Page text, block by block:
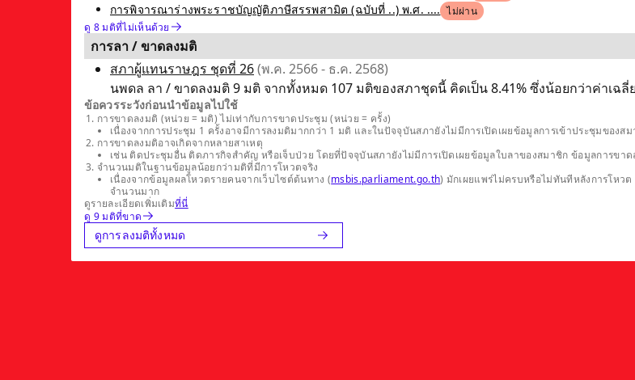
การพิจารณาร่างพระราชบัญญัติภาษีสรรพสามิต (ฉบับที่ ..) พ.ศ. .... ไม่ผ่าน
ดู 8 มติที่ไม่เห็นด้วย
การลา / ขาดลงมติ
สภาผู้แทนราษฎร ชุดที่ 26(พ.ค. 2566 - ธ.ค. 2568)
นพดล ลา / ขาดลงมติ 9 มติ จากทั้งหมด 107 มติของสภาชุดนี้ คิดเป็น 8.41% ซึ่งน้อยกว่าค่าเฉลี่
ข้อควรระวังก่อนนำข้อมูลไปใช้
การขาดลงมติ (หน่วย = มติ) ไม่เท่ากับการขาดประชุม (หน่วย = ครั้ง)
เนื่องจากการประชุม 1 ครั้งอาจมีการลงมติมากกว่า 1 มติ และในปัจจุบันสภายังไม่มีการเปิดเผยข้อมูลการเข้าประชุมของส
การขาดลงมติอาจเกิดจากหลายสาเหตุ
เช่น ติดประชุมอื่น ติดภารกิจสำคัญ หรือเจ็บป่วย โดยที่ปัจจุบันสภายังไม่มีการเปิดเผยข้อมูลใบลาของสมาชิก ข้อมูลการขา
จำนวนมติในฐานข้อมูลน้อยกว่ามติที่มีการโหวตจริง
เนื่องจากข้อมูลผลโหวตรายคนจากเว็บไซต์ต้นทาง (msbis.parliament.go.th) มักเผยแพร่ไม่ครบหรือไม่ทันทีหลังการโหว
จำนวนมาก
ดูรายละเอียดเพิ่มเติมที่นี่
ดู 9 มติที่ขาด
ดูการลงมติทั้งหมด